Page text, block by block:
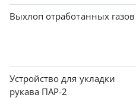
Выхлоп отработанных газов
Устройство для укладки
рукава ПАР-2